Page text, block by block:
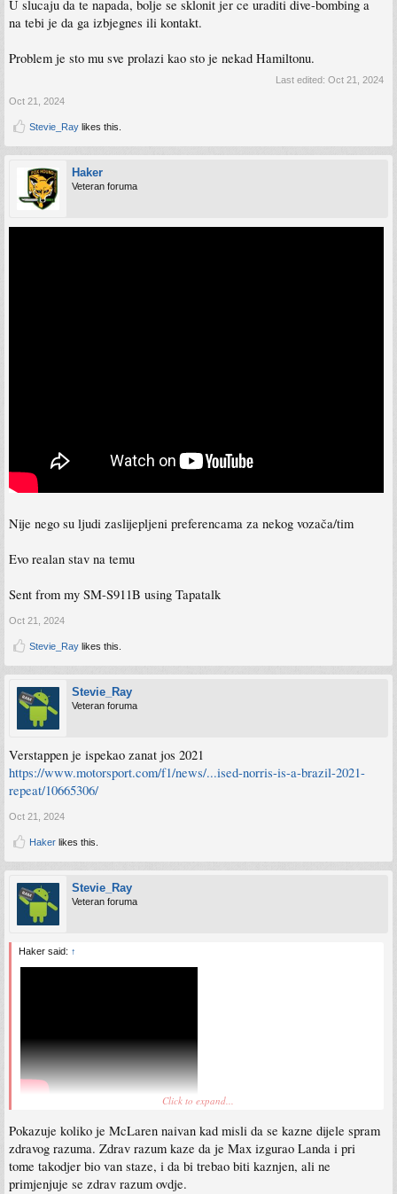
U slucaju da te napada, bolje se sklonit jer ce uraditi dive-bombing a
na tebi je da ga izbjegnes ili kontakt.
Problem je sto mu sve prolazi kao sto je nekad Hamiltonu.
Last edited: Oct 21, 2024
Oct 21, 2024
Stevie_Ray likes this.
Haker
Veteran foruma
Nije nego su ljudi zaslijepljeni preferencama za nekog vozača/tim
Evo realan stav na temu
Sent from my SM-S911B using Tapatalk
Oct 21, 2024
Stevie_Ray likes this.
Stevie_Ray
Veteran foruma
Verstappen je ispekao zanat jos 2021
https://www.motorsport.com/f1/news/...ised-norris-is-a-brazil-2021-
repeat/10665306/
Oct 21, 2024
Haker likes this.
Stevie_Ray
Veteran foruma
Haker said: ↑
Nije nego su ljudi zaslijepljeni preferencama za nekog vozača/tim
Evo realan stav na temu
Sent from my SM-S911B using Tapatalk
Click to expand...
Pokazuje koliko je McLaren naivan kad misli da se kazne dijele spram
zdravog razuma. Zdrav razum kaze da je Max izgurao Landa i pri
tome takodjer bio van staze, i da bi trebao biti kaznjen, ali ne
primjenjuje se zdrav razum ovdje.